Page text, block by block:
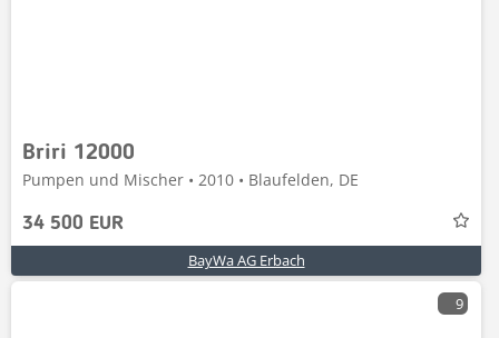
Briri 12000
Pumpen und Mischer • 2010 • Blaufelden, DE
34 500 EUR
BayWa AG Erbach
9